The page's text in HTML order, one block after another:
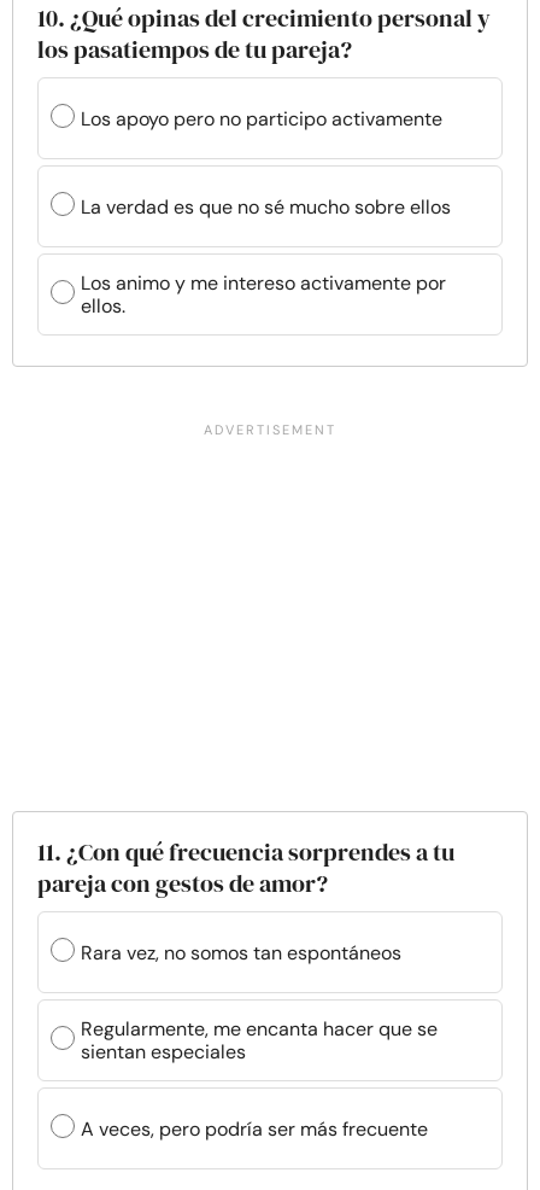
10. ¿Qué opinas del crecimiento personal y
los pasatiempos de tu pareja?
Los apoyo pero no participo activamente
La verdad es que no sé mucho sobre ellos
Los animo y me intereso activamente por
ellos.
11. ¿Con qué frecuencia sorprendes a tu
pareja con gestos de amor?
Rara vez, no somos tan espontáneos
Regularmente, me encanta hacer que se
sientan especiales
A veces, pero podría ser más frecuente